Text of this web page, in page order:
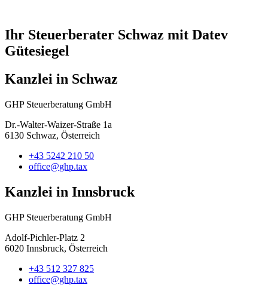
Ihr Steuerberater Schwaz mit Datev
Gütesiegel
Kanzlei in Schwaz
GHP Steuerberatung GmbH
Dr.-Walter-Waizer-Straße 1a
6130 Schwaz, Österreich
+43 5242 210 50
office@ghp.tax
Kanzlei in Innsbruck
GHP Steuerberatung GmbH
Adolf-Pichler-Platz 2
6020 Innsbruck, Österreich
+43 512 327 825
office@ghp.tax